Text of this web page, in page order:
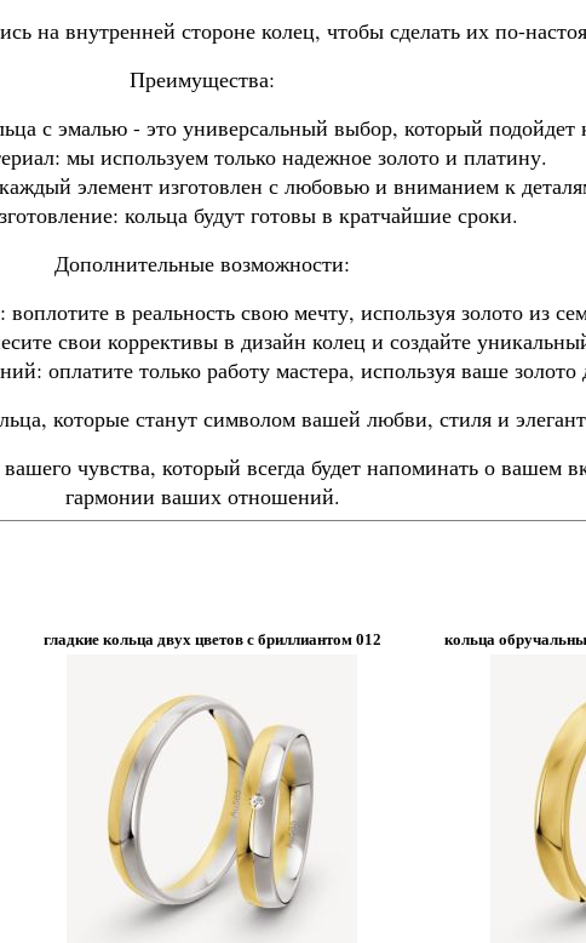
на внутренней стороне колец, чтобы сделать их по-
Преимущества:
с эмалью - это универсальный выбор, который
мы используем только надежное золото и платину.
элемент изготовлен с любовью и вниманием к
кольца будут готовы в кратчайшие сроки.
Дополнительные возможности:
в реальность свою мечту, используя золото из
свои коррективы в дизайн колец и создайте
оплатите только работу мастера, используя ваше золото
которые станут символом вашей любви, стиля и
чувства, который всегда будет напоминать о вашем
гармонии ваших отношений.
гладкие кольца двух цветов с бриллиантом 012 кольца